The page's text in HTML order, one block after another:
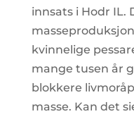
innsats i Hodr IL.
kvinnelige
mange tusen år
blokkere
masse. Kan det